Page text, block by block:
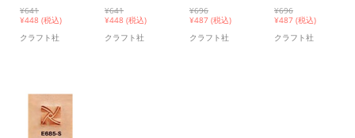
¥641
¥448 (税込)
クラフト社
¥641
¥448 (税込)
クラフト社
¥696
¥487 (税込)
クラフト社
¥696
¥487 (税込)
クラフト社